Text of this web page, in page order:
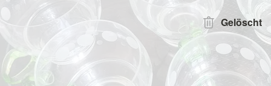
Anzeige aufgeben
Gelöscht